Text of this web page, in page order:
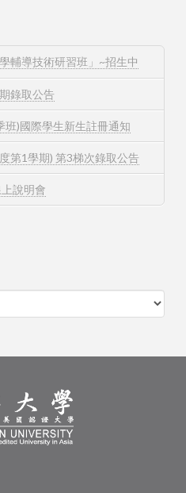
輔導技術研習班」~招生中
錄取公告
)國際學生新生註冊通知
第1學期) 第3梯次錄取公告
說明會